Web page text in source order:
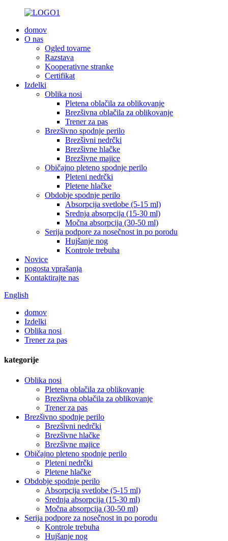
domov
O nas
Ogled tovarne
Razstava
Kooperativne stranke
Certifikat
Izdelki
Oblika nosi
Pletena oblačila za oblikovanje
Brezšivna oblačila za oblikovanje
Trener za pas
Brezšivno spodnje perilo
Brezšivni nedrčki
Brezšivne hlačke
Brezšivne majice
Običajno pleteno spodnje perilo
Pleteni nedrčki
Pletene hlačke
Obdobje spodnje perilo
Absorpcija svetlobe (5-15 ml)
Srednja absorpcija (15-30 ml)
Močna absorpcija (30-50 ml)
Serija podpore za nosečnost in po porodu
Hujšanje nog
Kontrole trebuha
Novice
pogosta vprašanja
Kontaktirajte nas
English
domov
Izdelki
Oblika nosi
Trener za pas
kategorije
Oblika nosi
Pletena oblačila za oblikovanje
Brezšivna oblačila za oblikovanje
Trener za pas
Brezšivno spodnje perilo
Brezšivni nedrčki
Brezšivne hlačke
Brezšivne majice
Običajno pleteno spodnje perilo
Pleteni nedrčki
Pletene hlačke
Obdobje spodnje perilo
Absorpcija svetlobe (5-15 ml)
Srednja absorpcija (15-30 ml)
Močna absorpcija (30-50 ml)
Serija podpore za nosečnost in po porodu
Kontrole trebuha
Hujšanje nog